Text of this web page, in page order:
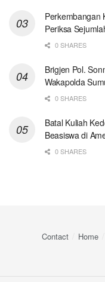
Perkembangan
Periksa
0 SHARES
Brigjen Pol.
Wakapolda
0 SHARES
Batal Kuliah
Beasiswa di
0 SHARES
Contact Home